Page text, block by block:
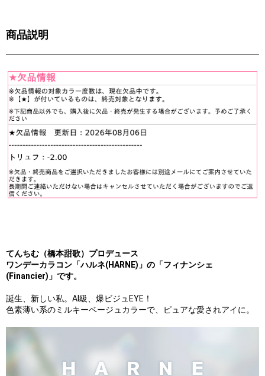
商品説明
てんちむ（橋本甜歌）プロデュース
ワンデーカラコン「ハルネ(HARNE)」の「フィナンシェ
(Financier)」です。
誕生、新しい私。AI級、爆ビジュEYE！
色素薄い系のミルキーベージュカラーで、ピュアな愛されアイに。